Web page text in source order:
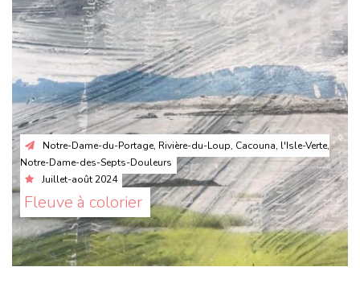
Notre-Dame-du-Portage, Rivière-du-Loup, Cacouna, l'Isle-Verte,
Notre-Dame-des-Septs-Douleurs
Juillet-août 2024
Fleuve à colorier